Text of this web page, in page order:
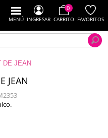
MENÚ INGRESAR
0
CARRITO FAVORITOS
DE JEAN
JEAN